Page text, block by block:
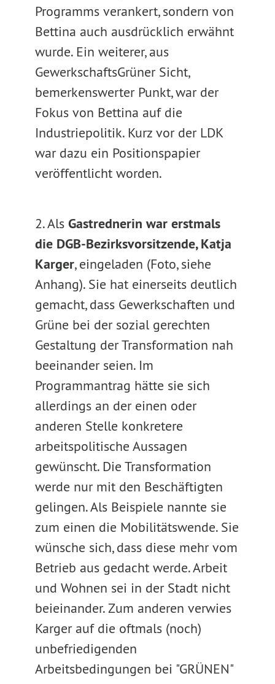
Programms verankert, sondern von
Bettina auch ausdrücklich erwähnt
wurde. Ein weiterer, aus
GewerkschaftsGrüner Sicht,
bemerkenswerter Punkt, war der
Fokus von Bettina auf die
Industriepolitik. Kurz vor der LDK
war dazu ein Positionspapier
veröffentlicht worden.
2. Als Gastrednerin war erstmals
die DGB-Bezirksvorsitzende, Katja
Karger, eingeladen (Foto, siehe
Anhang). Sie hat einerseits deutlich
gemacht, dass Gewerkschaften und
Grüne bei der sozial gerechten
Gestaltung der Transformation nah
beeinander seien. Im
Programmantrag hätte sie sich
allerdings an der einen oder
anderen Stelle konkretere
arbeitspolitische Aussagen
gewünscht. Die Transformation
werde nur mit den Beschäftigten
gelingen. Als Beispiele nannte sie
zum einen die Mobilitätswende. Sie
wünsche sich, dass diese mehr vom
Betrieb aus gedacht werde. Arbeit
und Wohnen sei in der Stadt nicht
beieinander. Zum anderen verwies
Karger auf die oftmals (noch)
unbefriedigenden
Arbeitsbedingungen bei "GRÜNEN"